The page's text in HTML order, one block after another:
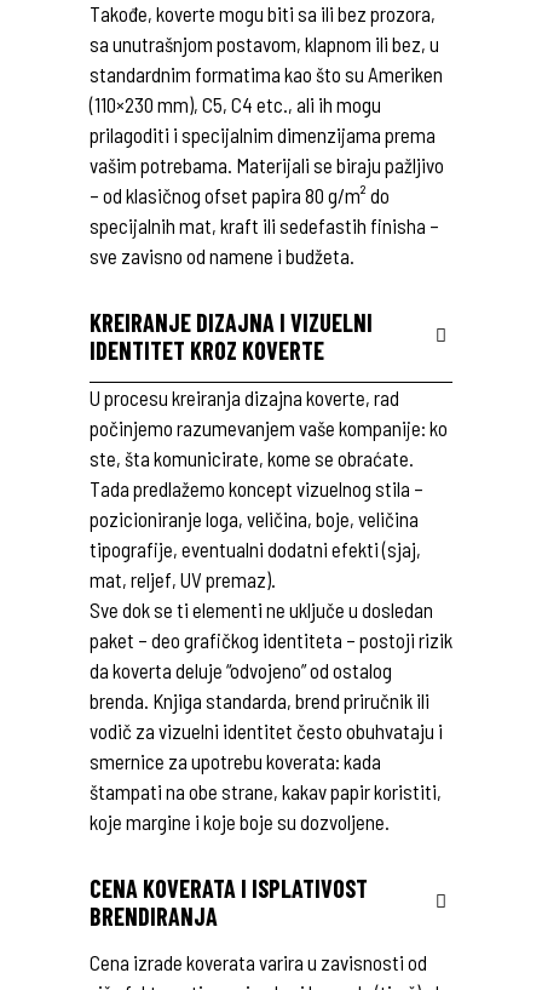
Takođe, koverte mogu biti sa ili bez prozora,
sa unutrašnjom postavom, klapnom ili bez, u
standardnim formatima kao što su Ameriken
(110×230 mm), C5, C4 etc., ali ih mogu
prilagoditi i specijalnim dimenzijama prema
vašim potrebama. Materijali se biraju pažljivo
– od klasičnog ofset papira 80 g/m² do
specijalnih mat, kraft ili sedefastih finisha –
sve zavisno od namene i budžeta.
KREIRANJE DIZAJNA I VIZUELNI
IDENTITET KROZ KOVERTE
U procesu kreiranja dizajna koverte, rad
počinjemo razumevanjem vaše kompanije: ko
ste, šta komunicirate, kome se obraćate.
Tada predlažemo koncept vizuelnog stila –
pozicioniranje loga, veličina, boje, veličina
tipografije, eventualni dodatni efekti (sjaj,
mat, reljef, UV premaz).
Sve dok se ti elementi ne uključe u dosledan
paket – deo grafičkog identiteta – postoji rizik
da koverta deluje “odvojeno” od ostalog
brenda. Knjiga standarda, brend priručnik ili
vodič za vizuelni identitet često obuhvataju i
smernice za upotrebu koverata: kada
štampati na obe strane, kakav papir koristiti,
koje margine i koje boje su dozvoljene.
CENA KOVERATA I ISPLATIVOST
BRENDIRANJA
Cena izrade koverata varira u zavisnosti od